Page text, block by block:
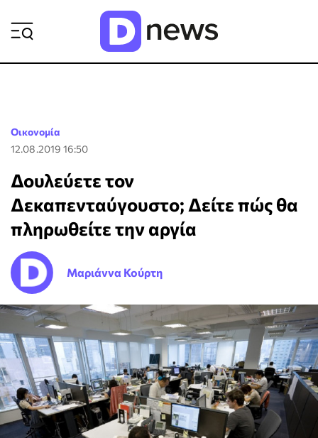
Οικονομία
12.08.2019 16:50
Δουλεύετε τον
Δεκαπενταύγουστο; Δείτε πώς θα
πληρωθείτε την αργία
Μαριάννα Κούρτη